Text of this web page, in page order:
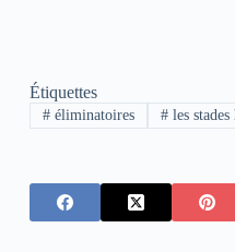
Étiquettes
#éliminatoires #les stades